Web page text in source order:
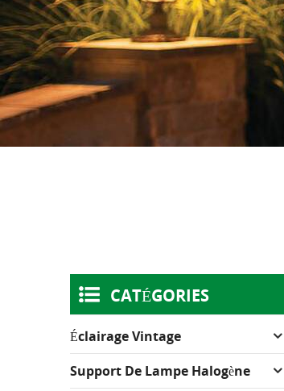
CATÉGORIES
Éclairage Vintage
Support De Lampe Halogène